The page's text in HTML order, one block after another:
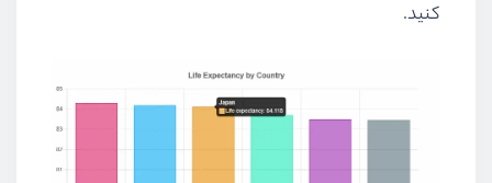
کنید.